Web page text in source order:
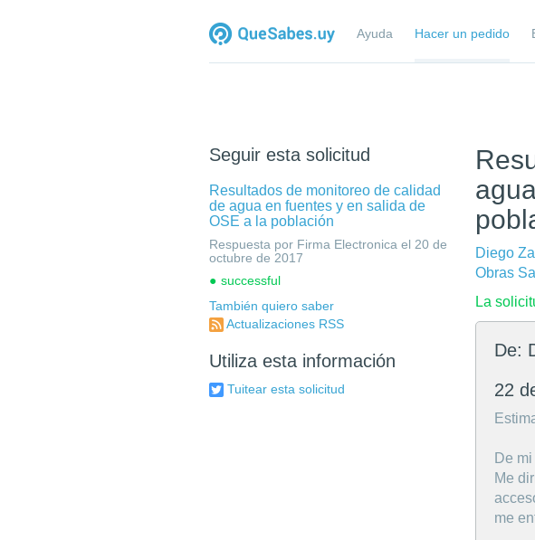
Ayuda Hacer un pedido
Diego
Obras
La
De:
22
De
Me
me
Seguir esta solicitud
Resultados de monitoreo de calidad
de agua en fuentes y en salida de
OSE a la población
Respuesta por Firma Electronica el 20 de
octubre de 2017
successful
También quiero saber
Actualizaciones RSS
Utiliza esta información
Tuitear esta solicitud